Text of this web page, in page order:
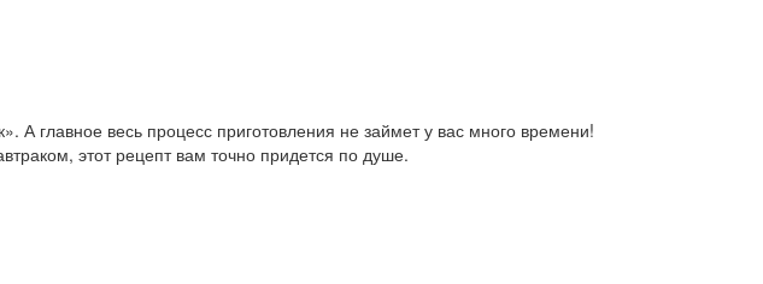
А главное весь процесс приготовления не займет у вас много времени!
этот рецепт вам точно придется по душе.